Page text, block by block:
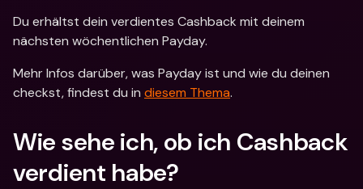
Du erhältst dein verdientes Cashback mit deinem
nächsten wöchentlichen Payday.
Mehr Infos darüber, was Payday ist und wie du deinen
checkst, findest du in diesem Thema.
Wie sehe ich, ob ich Cashback
verdient habe?